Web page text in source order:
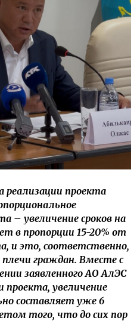
реализации проекта
– увеличение сроков на
в пропорции 15-20% от
и это, соответственно,
граждан. Вместе с
заявленного АО АлЭС
проекта, увеличение
составляет уже 6
того, что до сих пор